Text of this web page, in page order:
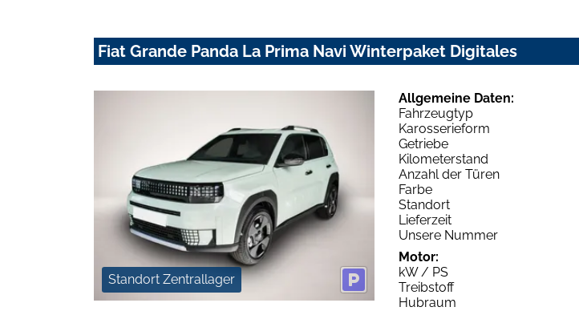
Fiat Grande Panda La Prima Navi Winterpaket Digitales
Standort Zentrallager
Allgemeine Daten:
Fahrzeugtyp
Karosserieform
Getriebe
Kilometerstand
Anzahl der Türen
Farbe
Standort
Lieferzeit
Unsere Nummer
Motor:
kW / PS
Treibstoff
Hubraum